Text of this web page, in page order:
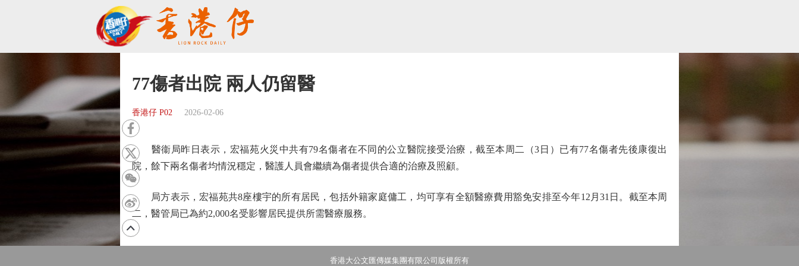
77傷者出院 兩人仍留醫
香港仔 P02 2026-02-06
醫衞局昨日表示，宏福苑火災中共有79名傷者在不同的公立醫院接受治療，截至本周二（3日）已有77名傷者先後康復出
院，餘下兩名傷者均情況穩定，醫護人員會繼續為傷者提供合適的治療及照顧。
局方表示，宏福苑共8座樓宇的所有居民，包括外籍家庭傭工，均可享有全額醫療費用豁免安排至今年12月31日。截至本周
二，醫管局已為約2,000名受影響居民提供所需醫療服務。
香港大公文匯傳媒集團有限公司版權所有